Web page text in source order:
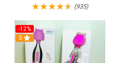
(935)
-12%
5